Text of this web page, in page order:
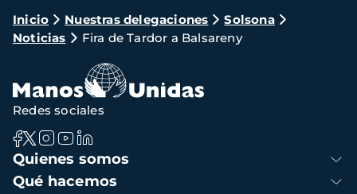
Ruta
de
navegación
Inicio Nuestras delegaciones
Solsona
Noticias
Fira de Tardor a Balsareny
Navegación
principal
Quienes somos
Qué hacemos
Redes sociales